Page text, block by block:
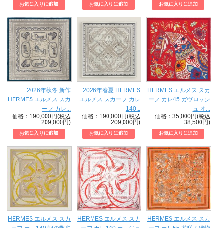
2026年秋冬 新作
HERMES エルメス スカ
ーフ カレ...
価格：190,000円(税込
209,000円)
2026年春夏 HERMES
エルメス スカーフ カレ
140...
価格：190,000円(税込
209,000円)
HERMES エルメス スカ
ーフ カレ45 ガヴロッシ
ュ オ...
価格：35,000円(税込
38,500円)
HERMES エルメス スカ
HERMES エルメス スカ
HERMES エルメス スカ